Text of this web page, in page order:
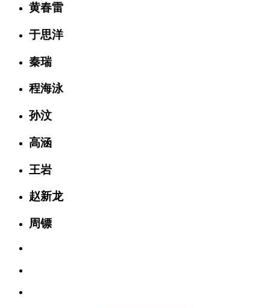
黄春雷
于思洋
秦瑞
程海泳
孙汶
高涵
王岩
赵新龙
周镖